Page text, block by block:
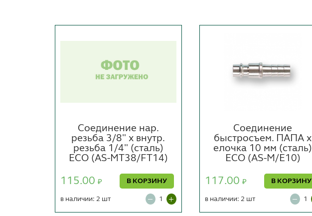
Соединение нар.
резьба 3/8" х внутр.
резьба 1/4" (сталь)
ECO (AS-MT38/FT14)
115.00 ₽ В КОРЗИНУ
в наличии: 2 шт
Соединение
быстросъем. ПАПА х
елочка 10 мм (сталь)
ECO (AS-M/E10)
117.00 ₽ В КОРЗИНУ
в наличии: 2 шт